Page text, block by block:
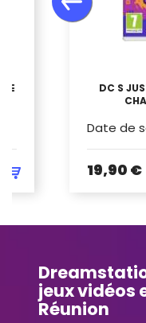
VERSION
DC S
Date de
19,90 €
jeux vidéos
Réunion